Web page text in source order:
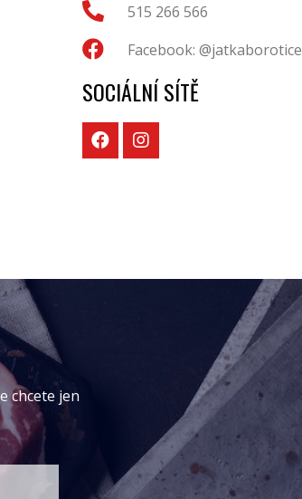
515 266 566
Facebook: @jatkaborotice
SOCIÁLNÍ SÍTĚ
chcete jen